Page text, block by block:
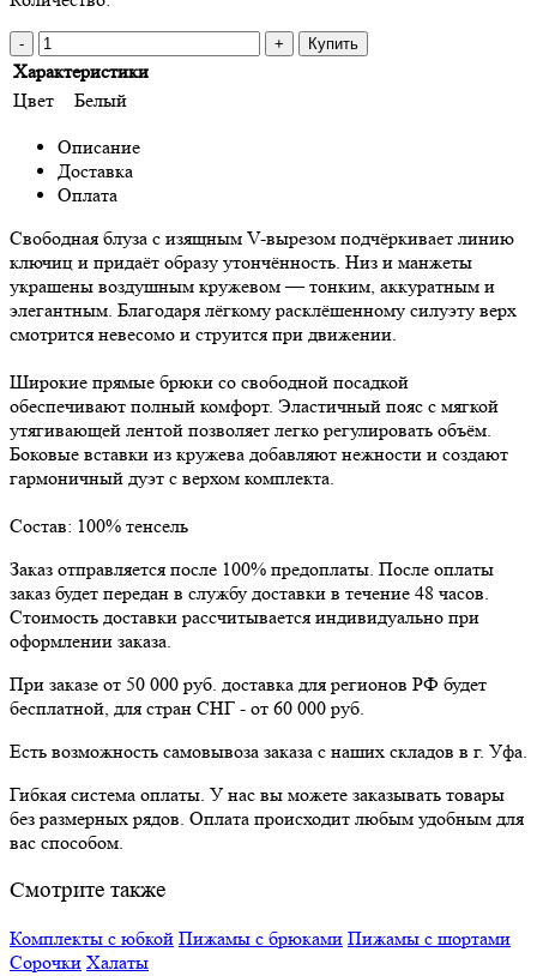
- + Купить
Характеристики
Цвет
Белый
Описание
Доставка
Оплата
Свободная блуза с изящным V-вырезом подчёркивает линию
ключиц и придаёт образу утончённость. Низ и манжеты
украшены воздушным кружевом — тонким, аккуратным и
элегантным. Благодаря лёгкому расклёшенному силуэту верх
смотрится невесомо и струится при движении.
Широкие прямые брюки со свободной посадкой
обеспечивают полный комфорт. Эластичный пояс с мягкой
утягивающей лентой позволяет легко регулировать объём.
Боковые вставки из кружева добавляют нежности и создают
гармоничный дуэт с верхом комплекта.
Состав: 100% тенсель
Заказ отправляется после 100% предоплаты. После оплаты
заказ будет передан в службу доставки в течение 48 часов.
Стоимость доставки рассчитывается индивидуально при
оформлении заказа.
При заказе от 50 000 руб. доставка для регионов РФ будет
бесплатной, для стран СНГ - от 60 000 руб.
Есть возможность самовывоза заказа с наших складов в г. Уфа.
Гибкая система оплаты. У нас вы можете заказывать товары
без размерных рядов. Оплата происходит любым удобным для
вас способом.
Смотрите также
Комплекты с юбкой Пижамы с брюками Пижамы с шортами
Сорочки Халаты